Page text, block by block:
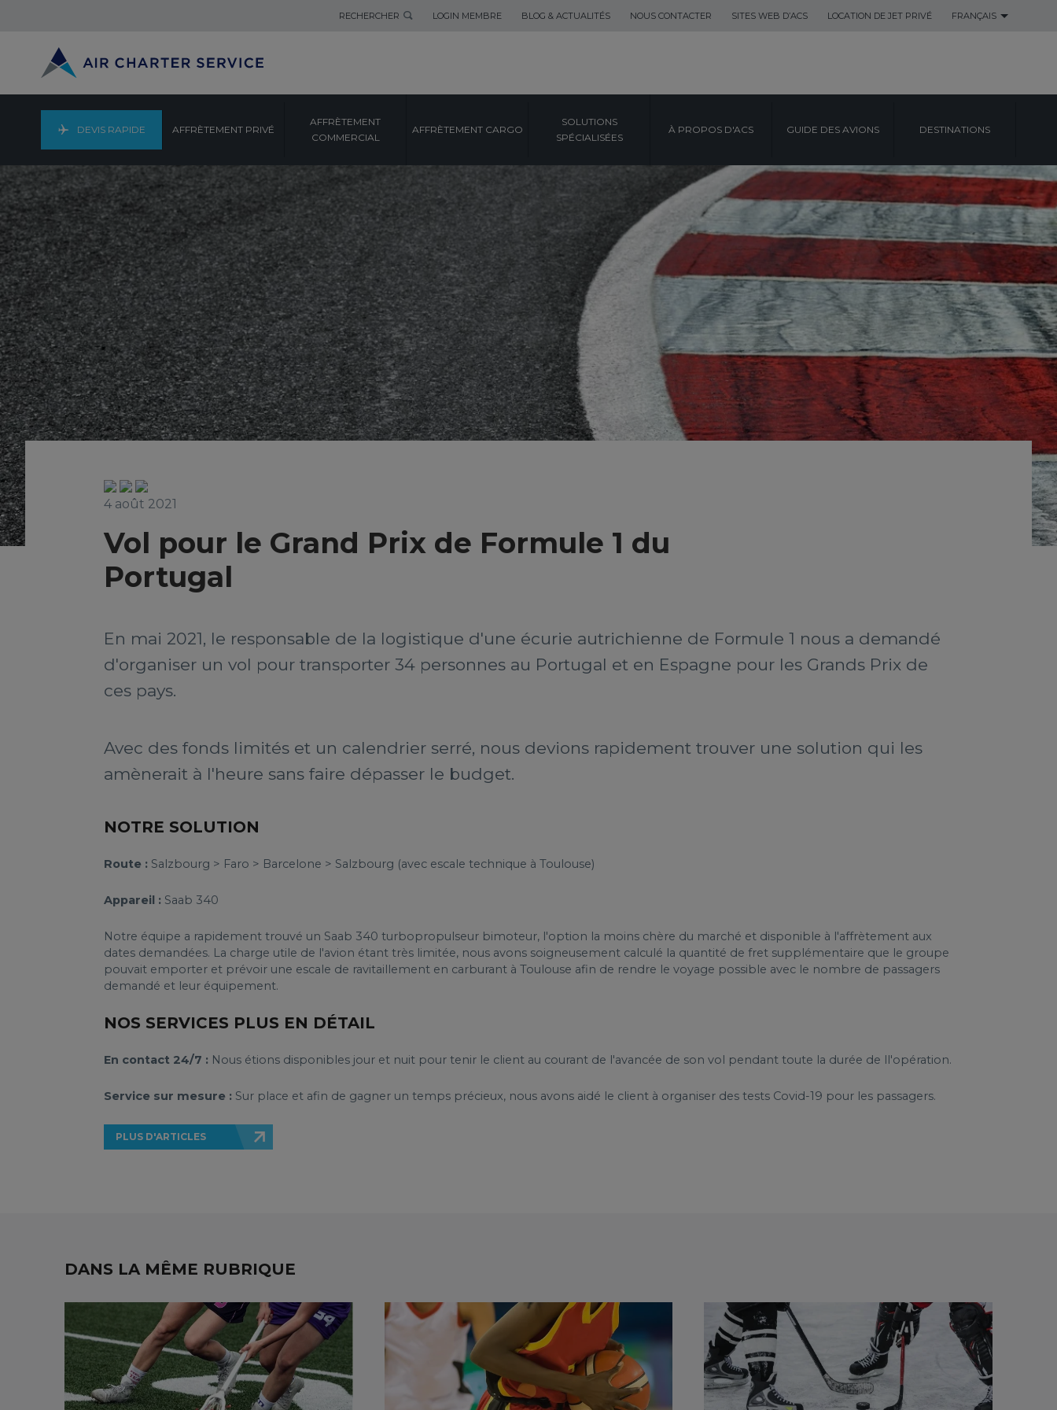
RECHERCHER LOGIN MEMBRE BLOG & ACTUALITÉS NOUS CONTACTER SITES WEB D’ACS LOCATION DE JET PRIVÉ FRANÇAIS
DEVIS RAPIDE AFFRÈTEMENT PRIVÉ
AFFRÈTEMENT
COMMERCIAL
AFFRÈTEMENT CARGO
SOLUTIONS
SPÉCIALISÉES
À PROPOS D'ACS GUIDE DES AVIONS DESTINATIONS
4 août 2021
Vol pour le Grand Prix de Formule 1 du
Portugal
En mai 2021, le responsable de la logistique d'une écurie autrichienne de Formule 1 nous a demandé
d'organiser un vol pour transporter 34 personnes au Portugal et en Espagne pour les Grands Prix de
ces pays.
Avec des fonds limités et un calendrier serré, nous devions rapidement trouver une solution qui les
amènerait à l'heure sans faire dépasser le budget.
NOTRE SOLUTION
Route : Salzbourg > Faro > Barcelone > Salzbourg (avec escale technique à Toulouse)
Appareil : Saab 340
Notre équipe a rapidement trouvé un Saab 340 turbopropulseur bimoteur, l'option la moins chère du marché et disponible à l'affrètement aux
dates demandées. La charge utile de l'avion étant très limitée, nous avons soigneusement calculé la quantité de fret supplémentaire que le groupe
pouvait emporter et prévoir une escale de ravitaillement en carburant à Toulouse afin de rendre le voyage possible avec le nombre de passagers
demandé et leur équipement.
NOS SERVICES PLUS EN DÉTAIL
En contact 24/7 : Nous étions disponibles jour et nuit pour tenir le client au courant de l'avancée de son vol pendant toute la durée de ll'opération.
Service sur mesure : Sur place et afin de gagner un temps précieux, nous avons aidé le client à organiser des tests Covid-19 pour les passagers.
PLUS D'ARTICLES
DANS LA MÊME RUBRIQUE